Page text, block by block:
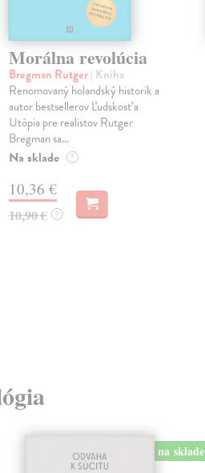
Morálna revolúcia
Bregman Rutger| Kniha
Renomovaný holandský historik a
autor bestsellerov Ľudskosť a
Utópia pre realistov Rutger
Bregman sa...
Na sklade ?
10,36 €
10,90 € ?
na sklade